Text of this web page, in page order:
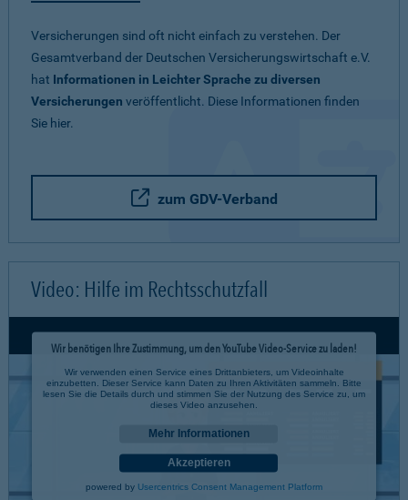
Versicherungen sind oft nicht einfach zu verstehen. Der
Gesamtverband der Deutschen Versicherungswirtschaft e.V.
hat Informationen in Leichter Sprache zu diversen
Versicherungen veröffentlicht. Diese Informationen finden
Sie hier.
zum GDV-Verband
Video: Hilfe im Rechtsschutzfall
Wir benötigen Ihre Zustimmung, um den YouTube Video-Service zu laden!
Wir verwenden einen Service eines Drittanbieters, um Videoinhalte
einzubetten. Dieser Service kann Daten zu Ihren Aktivitäten sammeln. Bitte
lesen Sie die Details durch und stimmen Sie der Nutzung des Service zu, um
dieses Video anzusehen.
Mehr Informationen
Akzeptieren
powered by Usercentrics Consent Management Platform